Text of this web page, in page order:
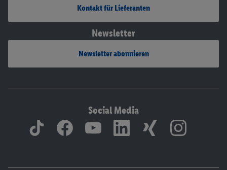
Kontakt für Lieferanten
Newsletter
Newsletter abonnieren
Social Media